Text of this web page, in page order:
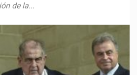
de la...